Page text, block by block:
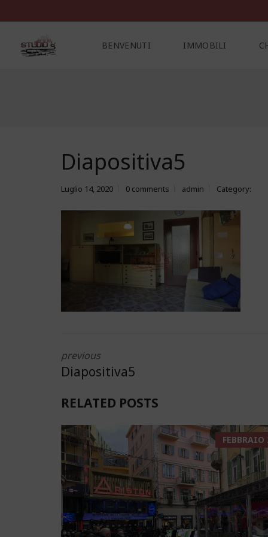
BENVENUTI IMMOBILI
Diapositiva5
Luglio 14, 2020 0 comments admin Category:
previous
Diapositiva5
RELATED POSTS
FEBBRAIO